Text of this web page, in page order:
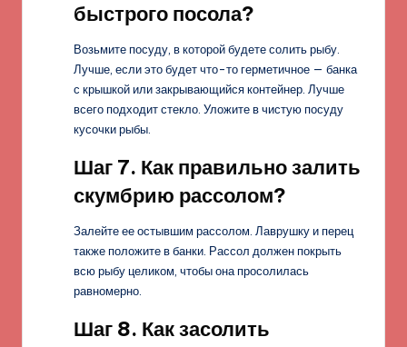
быстрого посола?
Возьмите посуду, в которой будете солить рыбу.
Лучше, если это будет что-то герметичное — банка
с крышкой или закрывающийся контейнер. Лучше
всего подходит стекло. Уложите в чистую посуду
кусочки рыбы.
Шаг 7. Как правильно залить
скумбрию рассолом?
Залейте ее остывшим рассолом. Лаврушку и перец
также положите в банки. Рассол должен покрыть
всю рыбу целиком, чтобы она просолилась
равномерно.
Шаг 8. Как засолить